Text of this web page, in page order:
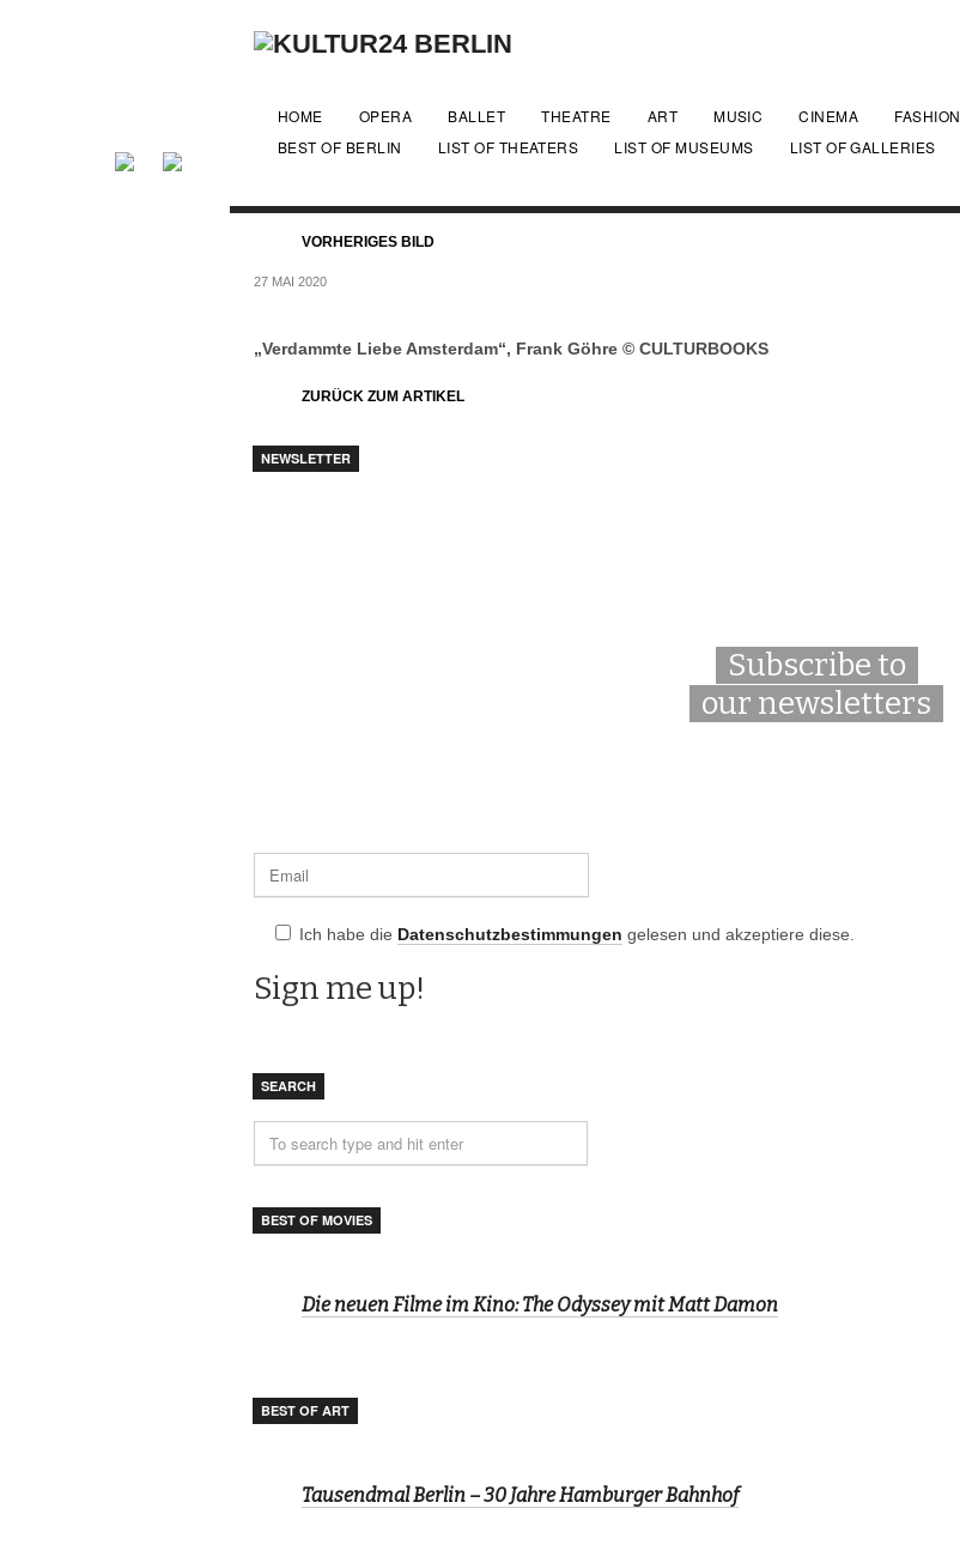
HOME OPERA BALLET THEATRE ART MUSIC CINEMA FASHION
BEST OF BERLIN
LIST OF THEATERS LIST OF MUSEUMS LIST OF GALLERIES
VORHERIGES BILD
27 MAI 2020
„Verdammte Liebe Amsterdam“, Frank Göhre © CULTURBOOKS
ZURÜCK ZUM ARTIKEL
NEWSLETTER
Subscribe to
our newsletters
Ich habe die Datenschutzbestimmungen gelesen und akzeptiere diese.
SEARCH
BEST OF MOVIES
Die neuen Filme im Kino: The Odyssey mit Matt Damon
BEST OF ART
Tausendmal Berlin – 30 Jahre Hamburger Bahnhof